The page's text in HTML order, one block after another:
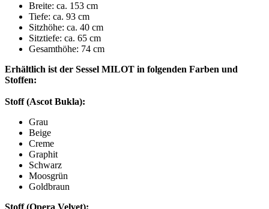
Breite: ca. 153 cm
Tiefe: ca. 93 cm
Sitzhöhe: ca. 40 cm
Sitztiefe: ca. 65 cm
Gesamthöhe: 74 cm
Erhältlich ist der Sessel MILOT in folgenden Farben und
Stoffen:
Stoff (Ascot Bukla):
Grau
Beige
Creme
Graphit
Schwarz
Moosgrün
Goldbraun